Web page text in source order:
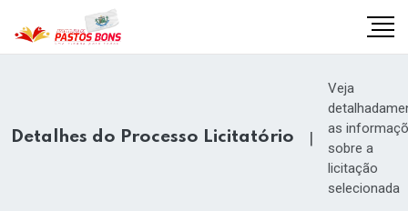
Detalhes do Processo Licitatório |
Veja
as
sobre a
licitação
selecionada